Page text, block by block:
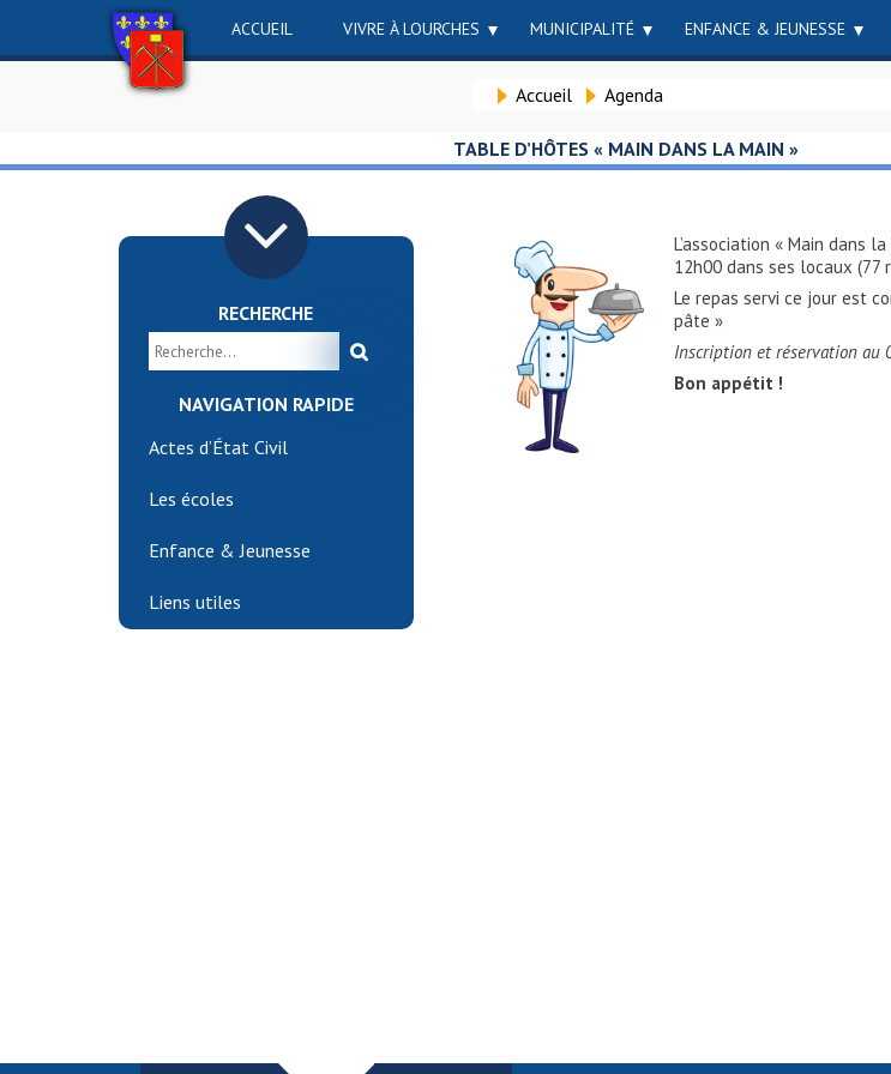
ACCUEIL VIVRE À LOURCHES MUNICIPALITÉ ENFANCE & JEUNESSE
Accueil Agenda
TABLE D’HÔTES « MAIN DANS LA MAIN »
RECHERCHE
NAVIGATION RAPIDE
Actes d’État Civil
Les écoles
Enfance & Jeunesse
Liens utiles
L’association « Main dans
12h00 dans ses locaux (77
Le repas servi ce jour est
pâte »
Inscription et réservation au
Bon appétit !